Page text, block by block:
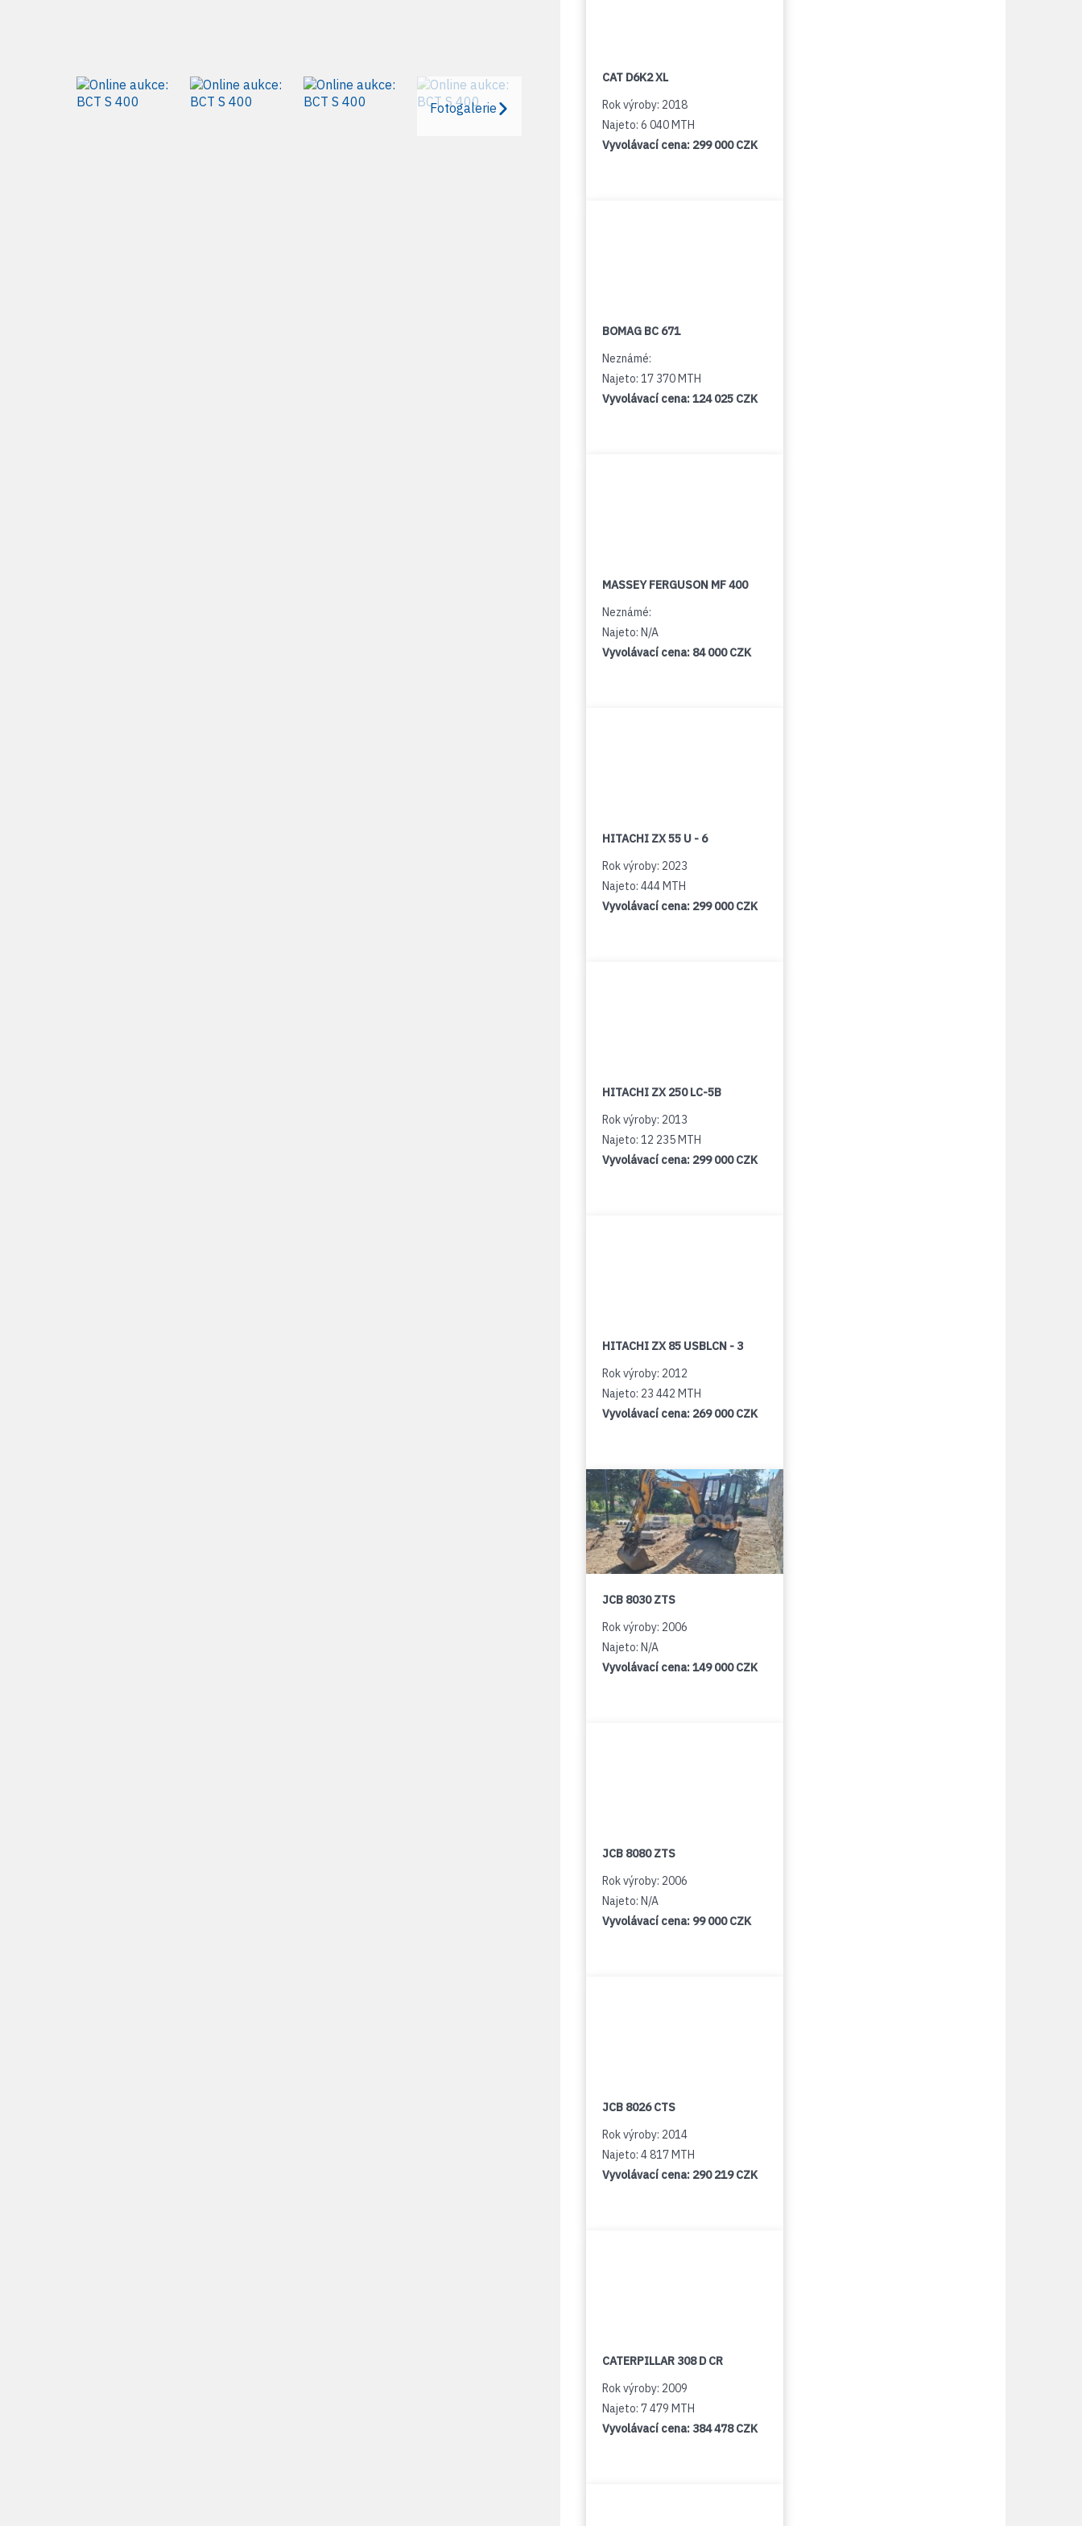
Fotogalerie
CAT D6K2 XL
Rok výroby: 2018
Najeto: 6 040 MTH
Vyvolávací cena: 299 000 CZK
BOMAG BC 671
Neznámé:
Najeto: 17 370 MTH
Vyvolávací cena:124 025 CZK
MASSEY FERGUSON MF 400
Neznámé:
Najeto: N/A
Vyvolávací cena: 84 000 CZK
HITACHI ZX 55 U - 6
Rok výroby: 2023
Najeto: 444 MTH
Vyvolávací cena: 299 000 CZK
HITACHI ZX 250 LC-5B
Rok výroby: 2013
Najeto: 12 235 MTH
Vyvolávací cena: 299 000 CZK
HITACHI ZX 85 USBLCN - 3
Rok výroby: 2012
Najeto: 23 442 MTH
Vyvolávací cena: 269 000 CZK
JCB 8030 ZTS
Rok výroby: 2006
Najeto: N/A
Vyvolávací cena:149 000 CZK
JCB 8080 ZTS
Rok výroby: 2006
Najeto: N/A
Vyvolávací cena: 99 000 CZK
JCB 8026 CTS
Rok výroby: 2014
Najeto: 4 817 MTH
Vyvolávací cena: 290 219 CZK
CATERPILLAR 308 D CR
Rok výroby: 2009
Najeto: 7 479 MTH
Vyvolávací cena: 384 478 CZK